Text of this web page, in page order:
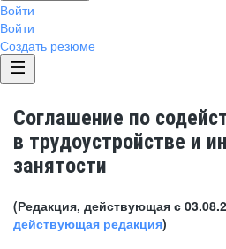
Войти
Войти
Создать резюме
Соглашение по
в трудоустройстве и
занятости
(Редакция, действующая с
действующая редакция)